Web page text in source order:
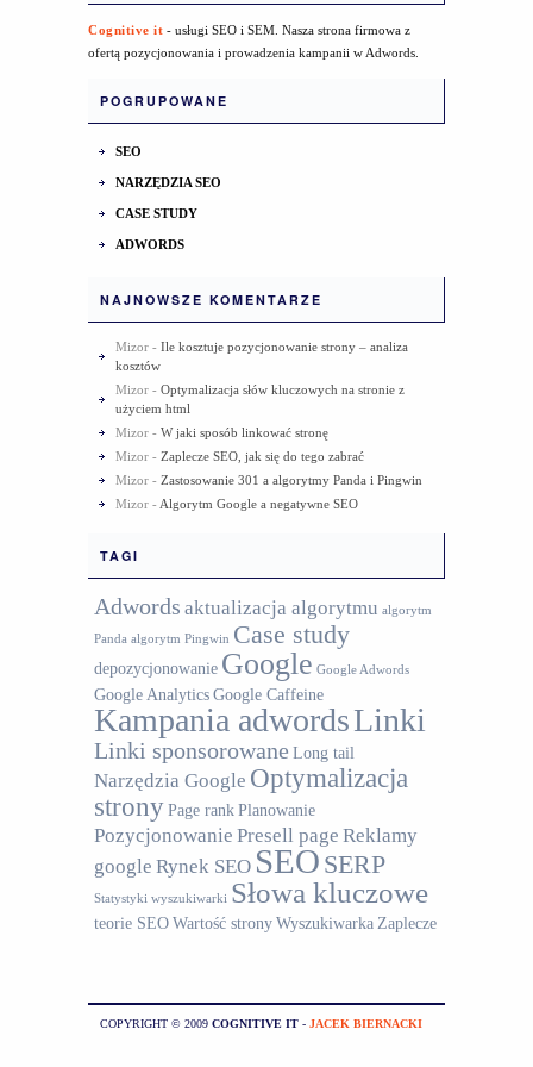
Cognitive it - usługi SEO i SEM. Nasza strona firmowa z
ofertą pozycjonowania i prowadzenia kampanii w Adwords.
POGRUPOWANE
SEO
NARZĘDZIA SEO
CASE STUDY
ADWORDS
NAJNOWSZE KOMENTARZE
Mizor - Ile kosztuje pozycjonowanie strony – analiza
kosztów
Mizor - Optymalizacja słów kluczowych na stronie z
użyciem html
Mizor - W jaki sposób linkować stronę
Mizor - Zaplecze SEO, jak się do tego zabrać
Mizor - Zastosowanie 301 a algorytmy Panda i Pingwin
Mizor - Algorytm Google a negatywne SEO
TAGI
Adwords aktualizacja algorytmu algorytm
Panda algorytm Pingwin Case study
depozycjonowanie Google Google Adwords
Google AnalyticsGoogle Caffeine
Kampania adwordsLinki
Linki sponsorowane Long tail
Narzędzia Google Optymalizacja
stronyPage rankPlanowanie
Pozycjonowanie Presell page Reklamy
google Rynek SEO SEO SERP
Statystyki wyszukiwarki Słowa kluczowe
teorie SEOWartość stronyWyszukiwarka Zaplecze
COPYRIGHT © 2009 COGNITIVE IT - JACEK BIERNACKI